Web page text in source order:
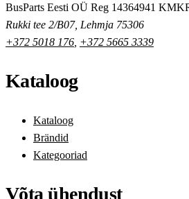
BusParts Eesti OÜ Reg 14364941
Rukki tee 2/B07, Lehmja 75306
+372 5018 176 +372 5665 3339
Kataloog
Kataloog
Brändid
Kategooriad
Võta ühendust